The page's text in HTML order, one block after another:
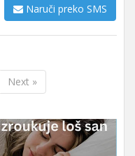
Naruči preko SMS
Next »